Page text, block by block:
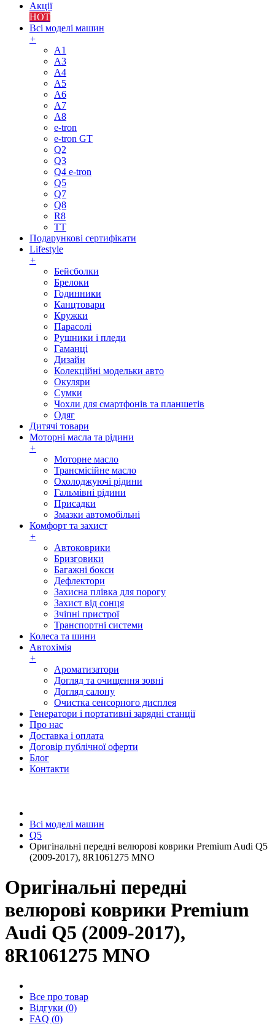
Акції
HOT
Всі моделі машин
+
A1
A3
A4
A5
A6
A7
A8
e-tron
e-tron GT
Q2
Q3
Q4 e-tron
Q5
Q7
Q8
R8
TT
Подарункові сертифікати
Lifestyle
+
Бейсболки
Брелоки
Годинники
Канцтовари
Кружки
Парасолі
Рушники і пледи
Гаманці
Дизайн
Колекційні модельки авто
Окуляри
Сумки
Чохли для смартфонів та планшетів
Одяг
Дитячі товари
Моторні масла та рідини
+
Моторне масло
Трансмісійне масло
Охолоджуючі рідини
Гальмівні рідини
Присадки
Змазки автомобільні
Комфорт та захист
+
Автоковрики
Бризговики
Багажні бокси
Дефлектори
Захисна плівка для порогу
Захист від сонця
Зчіпні пристрої
Транспортні системи
Колеса та шини
Автохімія
+
Ароматизатори
Догляд та очищення зовні
Догляд салону
Очистка сенсорного дисплея
Генератори і портативні зарядні станції
Про нас
Доставка і оплата
Договір публічної оферти
Блог
Контакти
Всі моделі машин
Q5
Оригінальні передні велюрові коврики Premium Audi Q5
(2009-2017), 8R1061275 MNO
Оригінальні передні
велюрові коврики Premium
Audi Q5 (2009-2017),
8R1061275 MNO
Все про товар
Відгуки (0)
FAQ (0)